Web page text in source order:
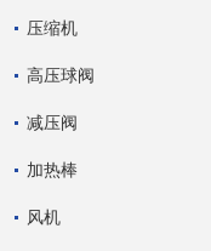
压缩机
高压球阀
减压阀
加热棒
风机